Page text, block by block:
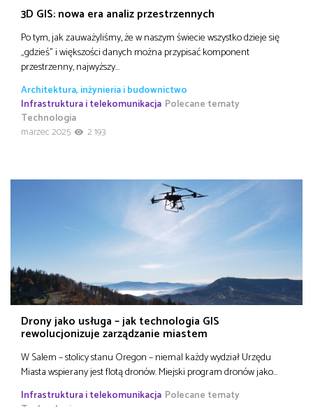
3D GIS: nowa era analiz przestrzennych
Po tym, jak zauważyliśmy, że w naszym świecie wszystko dzieje się
„gdzieś” i większości danych można przypisać komponent
przestrzenny, najwyższy…
Architektura, inżynieria i budownictwo
Infrastruktura i telekomunikacja Polecane tematy
Technologia
marzec 2025
2 193
Drony jako usługa – jak technologia GIS
rewolucjonizuje zarządzanie miastem
W Salem – stolicy stanu Oregon – niemal każdy wydział Urzędu
Miasta wspierany jest flotą dronów. Miejski program dronów jako…
Infrastruktura i telekomunikacja Polecane tematy